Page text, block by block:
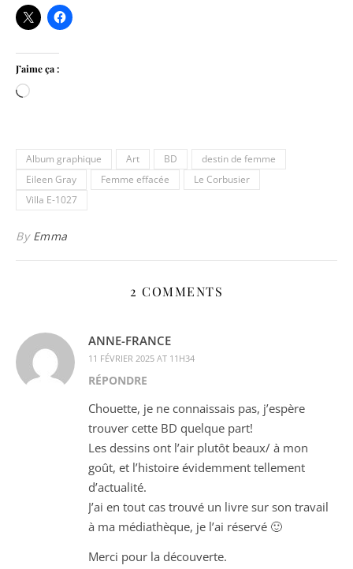
J’aime ça :
Chargement…
Album graphique Art BD
destin de femme
Eileen Gray
Femme effacée
Le Corbusier
Villa E-1027
By Emma
2 COMMENTS
ANNE-FRANCE
11 FÉVRIER 2025 AT 11H34
RÉPONDRE
Chouette, je ne connaissais pas, j’espère
trouver cette BD quelque part!
Les dessins ont l’air plutôt beaux/ à mon
goût, et l’histoire évidemment tellement
d’actualité.
J’ai en tout cas trouvé un livre sur son travail
à ma médiathèque, je l’ai réservé 🙂
Merci pour la découverte.